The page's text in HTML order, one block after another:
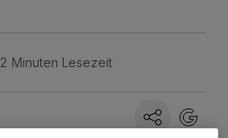
2 Minuten Lesezeit
um Ihre Einstellungen zu